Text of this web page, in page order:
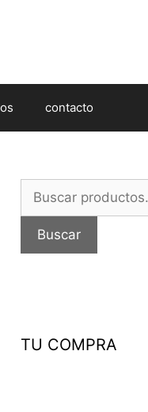
contacto
por:
Buscar
TU COMPRA